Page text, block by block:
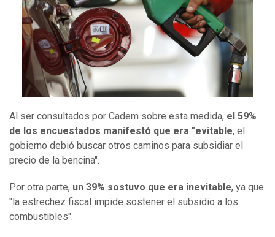
Al ser consultados por Cadem sobre esta medida, el 59%
de los encuestados manifestó que era "evitable, el
gobierno debió buscar otros caminos para subsidiar el
precio de la bencina".
Por otra parte, un 39% sostuvo que era inevitable, ya que
"la estrechez fiscal impide sostener el subsidio a los
combustibles".